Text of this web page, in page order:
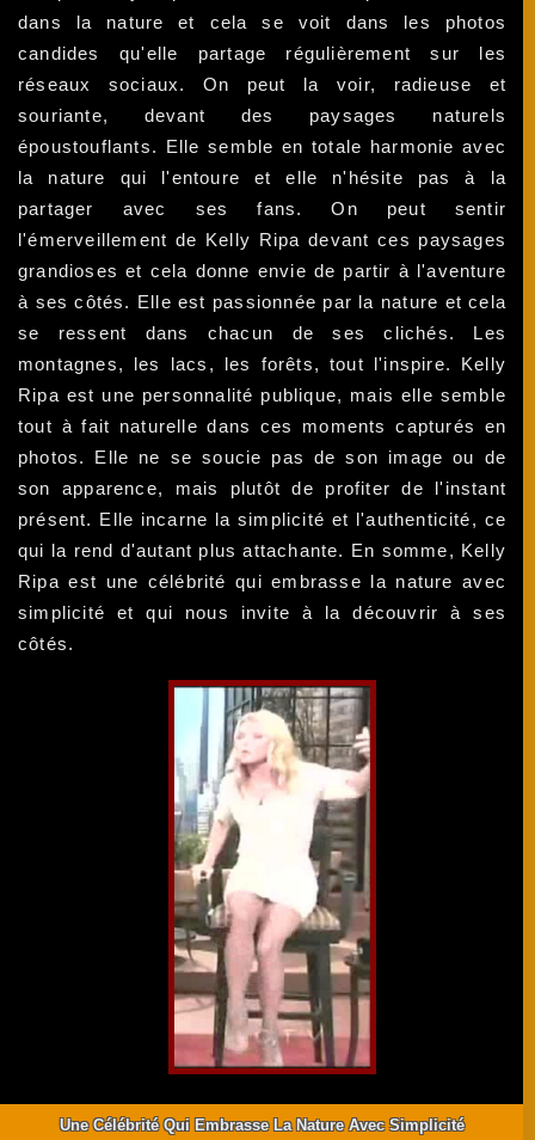
dans la nature et cela se voit dans les photos
candides qu'elle partage régulièrement sur les
réseaux sociaux. On peut la voir, radieuse et
souriante, devant des paysages naturels
époustouflants. Elle semble en totale harmonie avec
la nature qui l'entoure et elle n'hésite pas à la
partager avec ses fans. On peut sentir
l'émerveillement de Kelly Ripa devant ces paysages
grandioses et cela donne envie de partir à l'aventure
à ses côtés. Elle est passionnée par la nature et cela
se ressent dans chacun de ses clichés. Les
montagnes, les lacs, les forêts, tout l'inspire. Kelly
Ripa est une personnalité publique, mais elle semble
tout à fait naturelle dans ces moments capturés en
photos. Elle ne se soucie pas de son image ou de
son apparence, mais plutôt de profiter de l'instant
présent. Elle incarne la simplicité et l'authenticité, ce
qui la rend d'autant plus attachante. En somme, Kelly
Ripa est une célébrité qui embrasse la nature avec
simplicité et qui nous invite à la découvrir à ses
côtés.
Une Célébrité Qui Embrasse La Nature Avec Simplicité